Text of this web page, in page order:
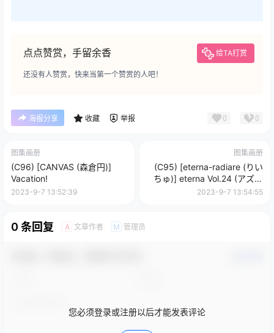
点点赞赏，手留余香 给TA打赏
还没有人赞赏，快来当第一个赞赏的人吧！
海报分享 收藏 举报 0 0
图集画册
(C96) [CANVAS (森倉円)]
Vacation!
2023-9-7 13:52:39
图集画册
(C95) [eterna-radiare (りい
ちゅ)] eterna Vol.24 (アズー
ルレーン)
2023-9-7 13:54:55
0 条回复 A 文章作者 M 管理员
您必须登录或注册以后才能发表评论